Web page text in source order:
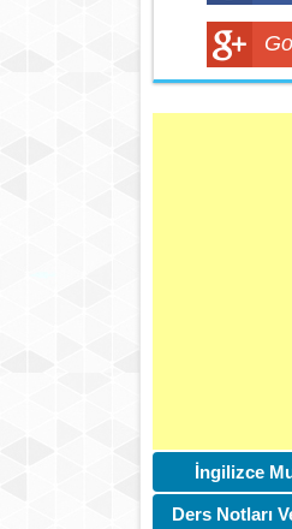
İngilizce
Ders Notları